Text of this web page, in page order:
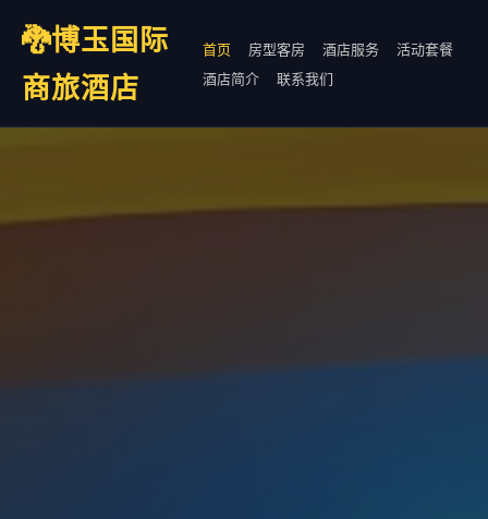
🐉博玉国际
商旅酒店
首页 房型客房 酒店服务
活动套餐
酒店简介
联系我们